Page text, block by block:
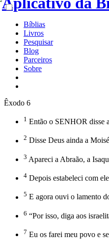
Bíblias
Livros
Pesquisar
Blog
Parceiros
Sobre
Êxodo 6
1 Então o SENHOR disse
2 Disse Deus ainda a
3 Apareci a Abraão, a
4 Depois estabeleci com
5 E agora ouvi o lamento
6 “Por isso, diga aos
7 Eu os farei meu povo e